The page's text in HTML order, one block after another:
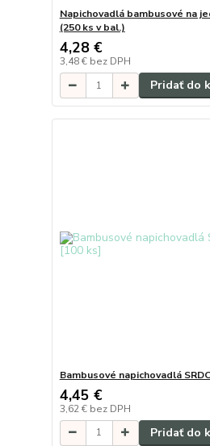
Napichovadlá bambusové na
(250 ks v bal.)
4,28 €
3,48 € bez DPH
Pridať do
Bambusové napichovadlá
4,45 €
3,62 € bez DPH
Pridať do